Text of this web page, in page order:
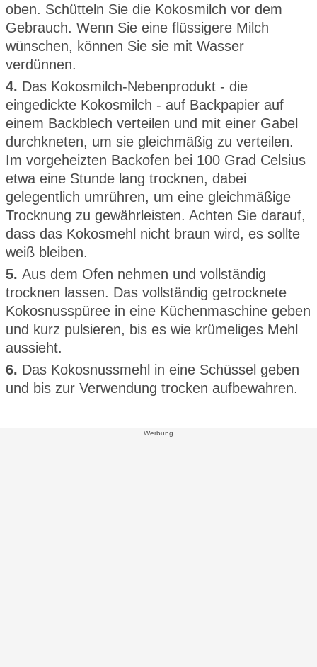
oben. Schütteln Sie die Kokosmilch vor dem
Gebrauch. Wenn Sie eine flüssigere Milch
wünschen, können Sie sie mit Wasser
verdünnen.
4. Das Kokosmilch-Nebenprodukt - die
eingedickte Kokosmilch - auf Backpapier auf
einem Backblech verteilen und mit einer Gabel
durchkneten, um sie gleichmäßig zu verteilen.
Im vorgeheizten Backofen bei 100 Grad Celsius
etwa eine Stunde lang trocknen, dabei
gelegentlich umrühren, um eine gleichmäßige
Trocknung zu gewährleisten. Achten Sie darauf,
dass das Kokosmehl nicht braun wird, es sollte
weiß bleiben.
5. Aus dem Ofen nehmen und vollständig
trocknen lassen. Das vollständig getrocknete
Kokosnusspüree in eine Küchenmaschine geben
und kurz pulsieren, bis es wie krümeliges Mehl
aussieht.
6. Das Kokosnussmehl in eine Schüssel geben
und bis zur Verwendung trocken aufbewahren.
Werbung